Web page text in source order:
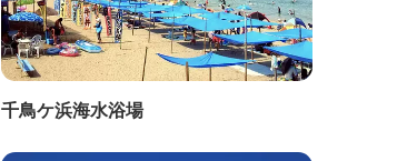
千鳥ケ浜海水浴場